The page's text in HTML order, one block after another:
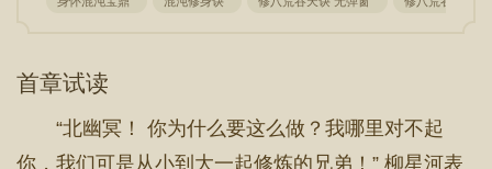
首章试读
“北幽冥！ 你为什么要这么做？我哪里对不起
你，我们可是从小到大一起修炼的兄弟！” 柳星河表